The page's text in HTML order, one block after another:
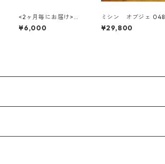
<2ヶ月毎にお届け>ド
ライフラワーのスワッ
グ(L) 3回コース
¥6,000
ミシン オブジェ 048
¥29,800